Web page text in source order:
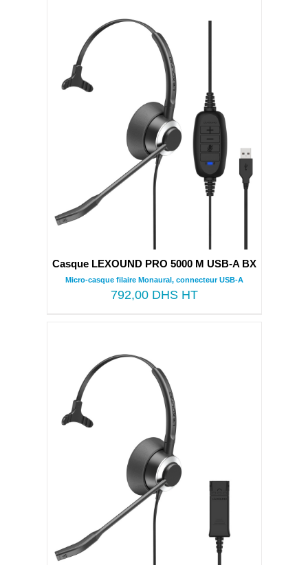
Casque LEXOUND PRO 5000 M USB-A BX
Micro-casque filaire Monaural, connecteur USB-A
792,00DHS HT